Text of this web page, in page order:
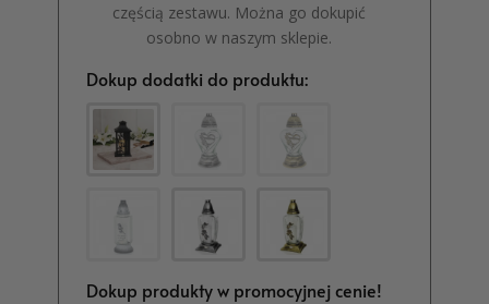
częścią zestawu. Można go dokupić
osobno w naszym sklepie.
Dokup dodatki do produktu:
Dokup produkty w promocyjnej cenie!